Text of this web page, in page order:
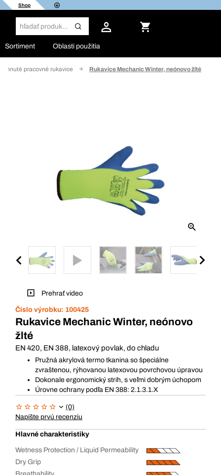
Shop
Sortiment Oblasti použitia
pracovné rukavice Rukavice Mechanic Winter, neónovo žlté
Prehrať video
Číslo výrobku: 100425
Rukavice Mechanic Winter, neónovo
žlté
EN 420, EN 388, latexový povlak, do chladu
Pružná akrylová termo tkanina so špeciálne
zvraštenou, rýhovanou latexovou povrchovou úpravou
Dokonale ergonomický strih, s veľmi dobrým úchopom
Úrovne ochrany podľa EN 388: 2.1.3.1.X
(0)
Napíšte prvú recenziu
Hlavné charakteristiky
Wetness Protection / Liquid Permeability
Dry Grip